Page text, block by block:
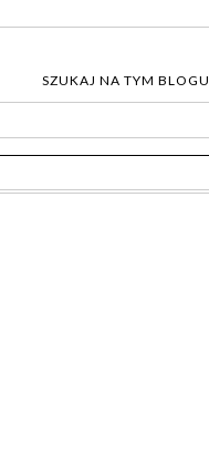
SZUKAJ NA TYM BLOGU